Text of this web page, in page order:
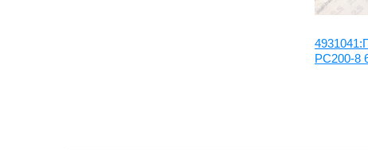
PC200-8